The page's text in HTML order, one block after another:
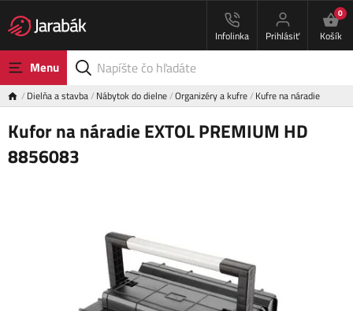
Infolinka Prihlásiť
0
Košík
Menu
Dielňa a stavba Nábytok do dielne Organizéry a kufre Kufre na náradie
Kufor na náradie EXTOL PREMIUM HD
8856083